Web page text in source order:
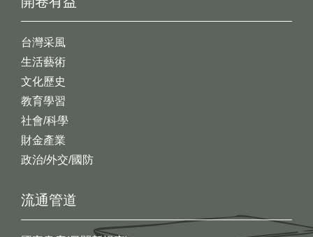
台灣采風
生活藝術
文化歷史
教育學習
社會/科學
財金產業
政治/外交/國防
流通管道